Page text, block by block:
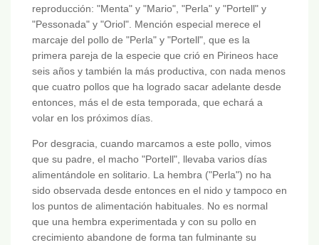
reproducción: "Menta" y "Mario", "Perla" y "Portell" y
"Pessonada" y "Oriol". Mención especial merece el
marcaje del pollo de "Perla" y "Portell", que es la
primera pareja de la especie que crió en Pirineos hace
seis años y también la más productiva, con nada menos
que cuatro pollos que ha logrado sacar adelante desde
entonces, más el de esta temporada, que echará a
volar en los próximos días.
Por desgracia, cuando marcamos a este pollo, vimos
que su padre, el macho "Portell", llevaba varios días
alimentándole en solitario. La hembra ("Perla") no ha
sido observada desde entonces en el nido y tampoco en
los puntos de alimentación habituales. No es normal
que una hembra experimentada y con su pollo en
crecimiento abandone de forma tan fulminante su